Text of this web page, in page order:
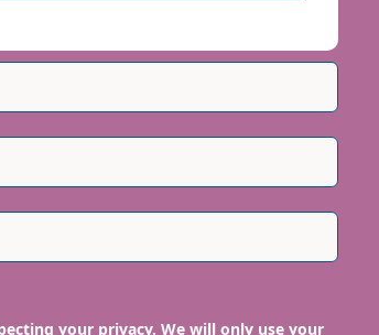
your privacy. We will only use your